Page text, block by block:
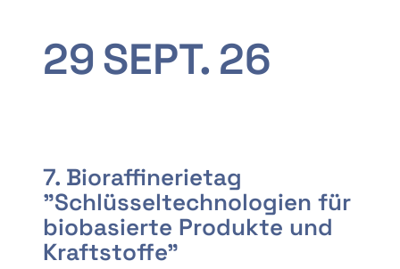
29SEPT. 26
7. Bioraffinerietag
"Schlüsseltechnologien für
biobasierte Produkte und
Kraftstoffe"